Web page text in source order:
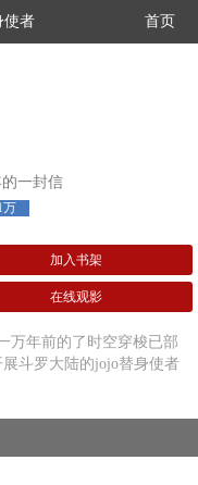
使者 首页
一封信
万
加入书架
在线观影
万年前的了时空穿梭已部
斗罗大陆的jojo替身使者